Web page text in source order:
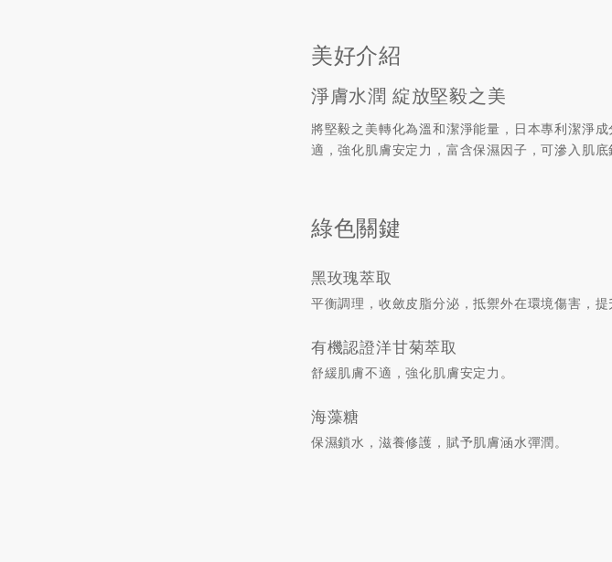
美好介紹
淨膚水潤 綻放堅毅之美
將堅毅之美轉化為溫和潔淨能量，日本專利潔淨
適，強化肌膚安定力，富含保濕因子，可滲入肌
綠色關鍵
黑玫瑰萃取
平衡調理，收斂皮脂分泌，抵禦外在環境傷害，提
有機認證洋甘菊萃取
舒緩肌膚不適，強化肌膚安定力。
海藻糖
保濕鎖水，滋養修護，賦予肌膚涵水彈潤。